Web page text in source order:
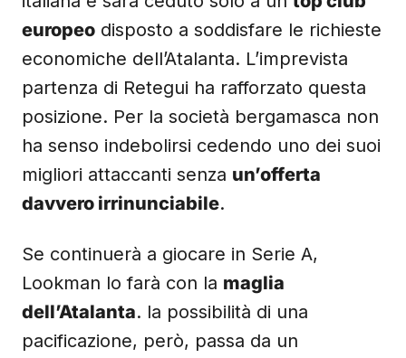
europeo disposto a soddisfare le richieste
economiche dell’Atalanta. L’imprevista
partenza di Retegui ha rafforzato questa
posizione. Per la società bergamasca non
ha senso indebolirsi cedendo uno dei suoi
migliori attaccanti senza un’offerta
davvero irrinunciabile.
Se continuerà a giocare in Serie A,
Lookman lo farà con la maglia
dell’Atalanta. la possibilità di una
pacificazione, però, passa da un